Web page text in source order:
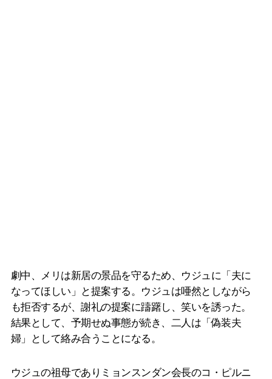
劇中、メリは新居の景品を守るため、ウジュに「夫に
なってほしい」と提案する。ウジュは唖然としながら
も拒否するが、謝礼の提案に躊躇し、笑いを誘った。
結果として、予期せぬ事態が続き、二人は「偽装夫
婦」として絡み合うことになる。
ウジュの祖母でありミョンスンダン会長のコ・ピルニ